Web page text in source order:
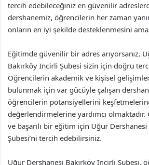
tercih edebileceğiniz en güvenilir
dershanemiz, öğrencilerin her zaman
onların en iyi şekilde desteklenmesini
Eğitimde güvenilir bir adres arıyorsanız,
Bakırköy Incirli Şubesi sizin için doğru
Öğrencilerin akademik ve kişisel
bulunmak için var gücüyle çalışan
öğrencilerin potansiyellerini
değerlendirmelerine yardımcı
ve başarılı bir eğitim için Uğur
Şubesi’ni tercih edebilirsiniz.
Uğur Dershanesi Bakırköy Incirli Şubesi,